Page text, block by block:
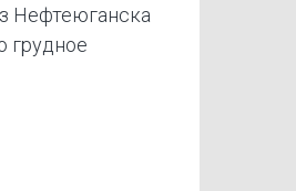
Нефтеюганска
грудное